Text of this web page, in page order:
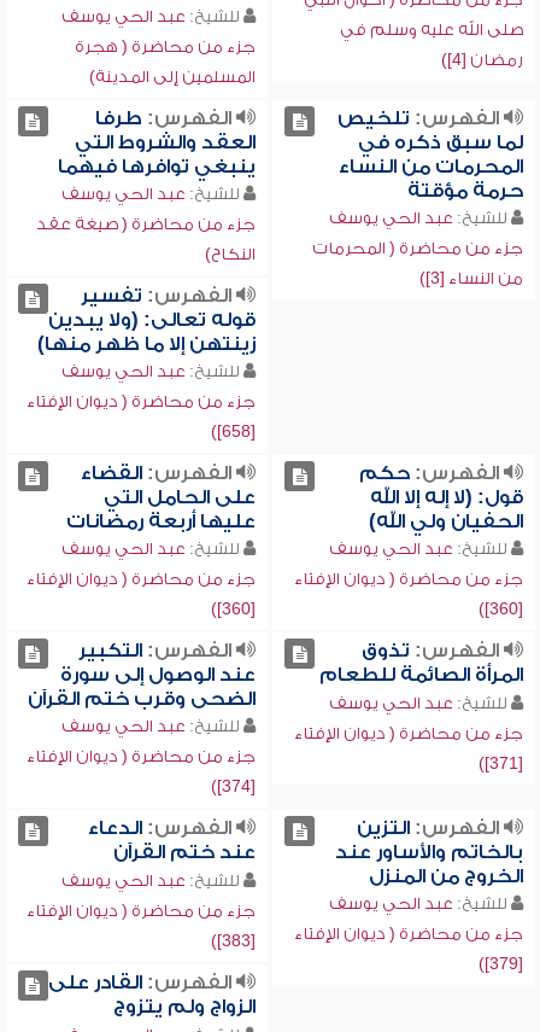
صلى الله عليه وسلم في
رمضان [4])
للشيخ: عبد الحي يوسف
جزء من محاضرة ( هجرة
المسلمين إلى المدينة)
الفهرس: تلخيص
لما سبق ذكره في
المحرمات من النساء
حرمة مؤقتة
للشيخ: عبد الحي يوسف
جزء من محاضرة ( المحرمات
من النساء [3])
الفهرس: طرفا
العقد والشروط التي
ينبغي توافرها فيهما
للشيخ: عبد الحي يوسف
جزء من محاضرة ( صيغة عقد
النكاح)
الفهرس: تفسير
قوله تعالى: (ولا يبدين
زينتهن إلا ما ظهر منها)
للشيخ: عبد الحي يوسف
جزء من محاضرة ( ديوان الإفتاء
[658])
الفهرس:حكم
قول: (لا إله إلا الله
الحفيان ولي الله)
للشيخ: عبد الحي يوسف
جزء من محاضرة ( ديوان الإفتاء
[360])
الفهرس:القضاء
على الحامل التي
عليها أربعة رمضانات
للشيخ: عبد الحي يوسف
جزء من محاضرة ( ديوان الإفتاء
[360])
الفهرس: تذوق
المرأة الصائمة للطعام
للشيخ: عبد الحي يوسف
جزء من محاضرة ( ديوان الإفتاء
[371])
الفهرس:التكبير
عند الوصول إلى سورة
الضحى وقرب ختم القرآن
للشيخ: عبد الحي يوسف
جزء من محاضرة ( ديوان الإفتاء
[374])
الفهرس:التزين
بالخاتم والأساور عند
الخروج من المنزل
للشيخ: عبد الحي يوسف
جزء من محاضرة ( ديوان الإفتاء
[379])
الفهرس:الدعاء
عند ختم القرآن
للشيخ: عبد الحي يوسف
جزء من محاضرة ( ديوان الإفتاء
[383])
الفهرس:القادر على
الزواج ولم يتزوج